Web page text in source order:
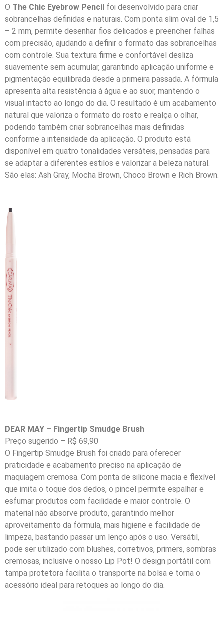
O The Chic Eyebrow Pencil foi desenvolvido para criar
sobrancelhas definidas e naturais. Com ponta slim oval de 1,5
– 2 mm, permite desenhar fios delicados e preencher falhas
com precisão, ajudando a definir o formato das sobrancelhas
com controle. Sua textura firme e confortável desliza
suavemente sem acumular, garantindo aplicação uniforme e
pigmentação equilibrada desde a primeira passada. A fórmula
apresenta alta resistência à água e ao suor, mantendo o
visual intacto ao longo do dia. O resultado é um acabamento
natural que valoriza o formato do rosto e realça o olhar,
podendo também criar sobrancelhas mais definidas
conforme a intensidade da aplicação. O produto está
disponível em quatro tonalidades versáteis, pensadas para
se adaptar a diferentes estilos e valorizar a beleza natural.
São elas: Ash Gray, Mocha Brown, Choco Brown e Rich Brown.
DEAR MAY – Fingertip Smudge Brush
Preço sugerido – R$ 69,90
O Fingertip Smudge Brush foi criado para oferecer
praticidade e acabamento preciso na aplicação de
maquiagem cremosa. Com ponta de silicone macia e flexível
que imita o toque dos dedos, o pincel permite espalhar e
esfumar produtos com facilidade e maior controle. O
material não absorve produto, garantindo melhor
aproveitamento da fórmula, mais higiene e facilidade de
limpeza, bastando passar um lenço após o uso. Versátil,
pode ser utilizado com blushes, corretivos, primers, sombras
cremosas, inclusive o nosso Lip Pot! O design portátil com
tampa protetora facilita o transporte na bolsa e torna o
acessório ideal para retoques ao longo do dia.